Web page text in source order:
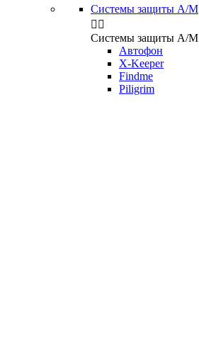
Системы защиты А/М
 
Системы защиты А/М
Автофон
X-Keeper
Findme
Piligrim